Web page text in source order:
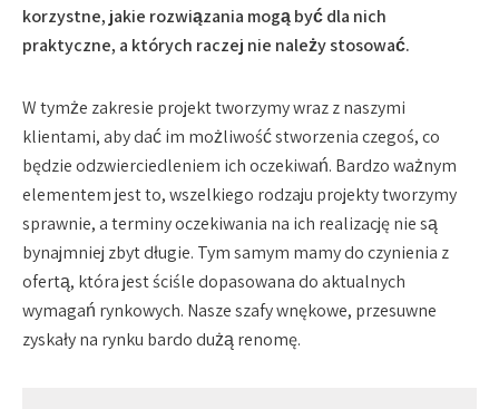
korzystne, jakie rozwiązania mogą być dla nich
praktyczne, a których raczej nie należy stosować.
W tymże zakresie projekt tworzymy wraz z naszymi
klientami, aby dać im możliwość stworzenia czegoś, co
będzie odzwierciedleniem ich oczekiwań. Bardzo ważnym
elementem jest to, wszelkiego rodzaju projekty tworzymy
sprawnie, a terminy oczekiwania na ich realizację nie są
bynajmniej zbyt długie. Tym samym mamy do czynienia z
ofertą, która jest ściśle dopasowana do aktualnych
wymagań rynkowych. Nasze szafy wnękowe, przesuwne
zyskały na rynku bardo dużą renomę.